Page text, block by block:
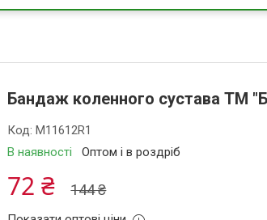
Бандаж коленного сустава ТМ
В наявності Оптом і в роздріб
Код:M11612R1
144 ₴
72 ₴